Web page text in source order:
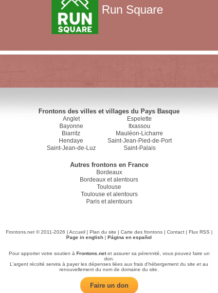
Run Square
Frontons des villes et villages du Pays Basque
Anglet
Bayonne
Biarritz
Hendaye
Saint-Jean-de-Luz
Espelette
Itxassou
Mauléon-Licharre
Saint-Jean-Pied-de-Port
Saint-Palais
Autres frontons en France
Bordeaux
Bordeaux et alentours
Toulouse
Toulouse et alentours
Paris et alentours
Frontons.net © 2011-2026 | Accueil| Plan du site | Carte des frontons| Contact| Flux RSS |
Page in english | Página en español
Pour apporter votre soutien à Frontons.netet assurer sa pérennité, vous pouvez faire un
don.
L'argent récolté servira à payer les dépenses liées aux frais d'hébergement du site et au
renouvellement du nom de domaine du site.
Faire un don